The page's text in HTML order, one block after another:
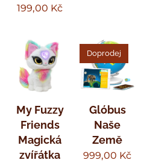
199,00 Kč
My Fuzzy
Friends
Magická
zvířátka
Glóbus
Naše
Země
Doprodej
999,00 Kč